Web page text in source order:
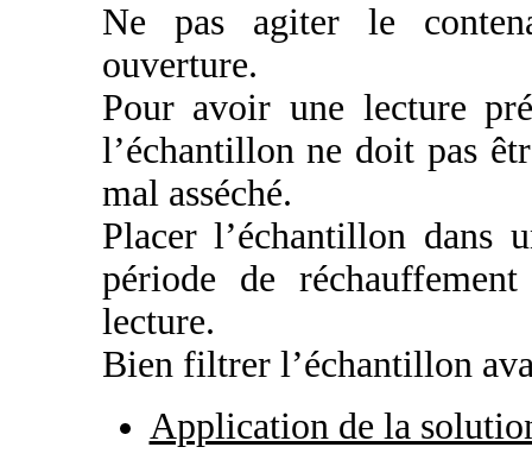
Ne pas agiter le
ouverture.
Pour avoir une lecture
l’échantillon ne doit pas
mal asséché.
Placer l’échantillon dans
période de
lecture.
Bien filtrer l’échantillon
Application de la